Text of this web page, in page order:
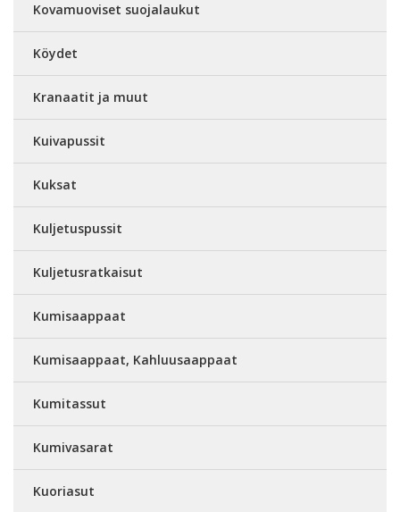
Kovamuoviset suojalaukut
Köydet
Kranaatit ja muut
Kuivapussit
Kuksat
Kuljetuspussit
Kuljetusratkaisut
Kumisaappaat
Kumisaappaat, Kahluusaappaat
Kumitassut
Kumivasarat
Kuoriasut